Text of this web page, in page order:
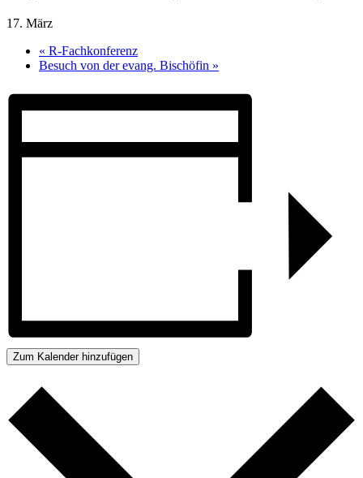
17. März
« R-Fachkonferenz
Besuch von der evang. Bischöfin »
Zum Kalender hinzufügen